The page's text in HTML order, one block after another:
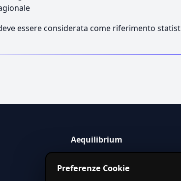
essere considerata come riferimento
Aequilibrium
servizi in Italia.
Preferenze Cookie